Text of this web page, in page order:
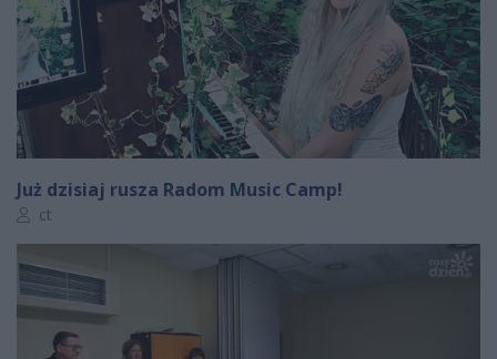
Już dzisiaj rusza Radom Music Camp!
Autor artykułu:
ct